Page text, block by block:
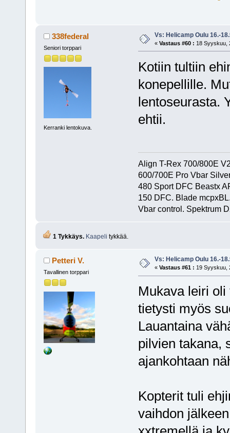
338federal
Seniori torppari
Kerranki lentokuva.
Vs: Helicamp Oulu 16.-
« Vastaus #60 : 18 Syyskuu,
Kotiin tultiin
konepellille.
lentoseurasta.
ehtii.
Align T-Rex 700/800E
600/700E Pro Vbar
480 Sport DFC Beastx
150 DFC. Blade
Vbar control. Spektrum
1 Tykkäys. Kaapeli tykkää.
Petteri V.
Tavallinen torppari
Vs: Helicamp Oulu 16.-
« Vastaus #61 : 19 Syyskuu,
Mukava leiri
tietysti myös
Lauantaina
pilvien takana,
ajankohtaan
Kopterit tuli
vaihdon